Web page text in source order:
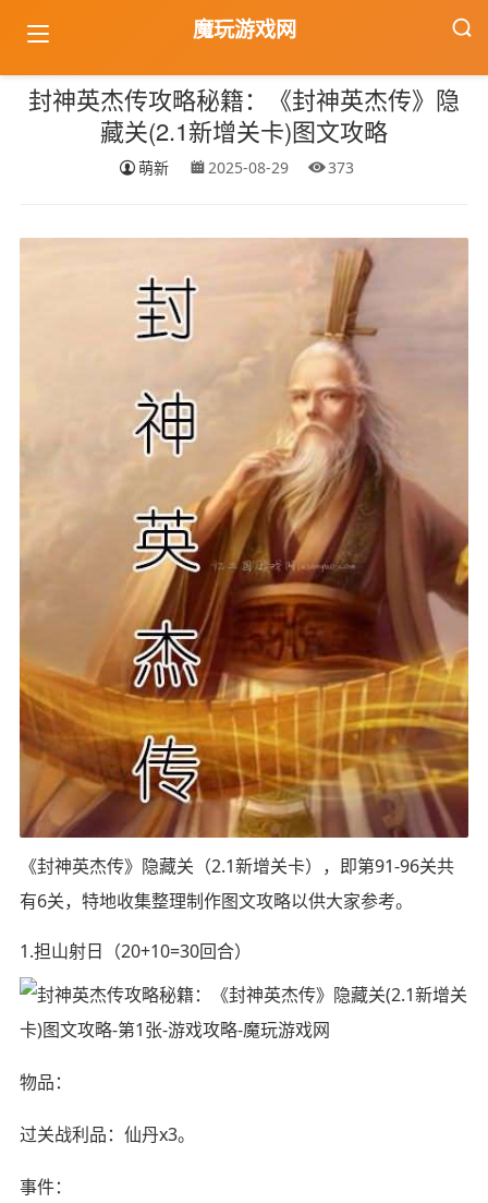
魔玩游戏网
首页 游戏攻略
封神英杰传攻略秘籍：《封神英杰传》隐
藏关(2.1新增关卡)图文攻略
萌新 2025-08-29 373
《封神英杰传》隐藏关（2.1新增关卡），即第91-96关共
有6关，特地收集整理制作图文攻略以供大家参考。
1.担山射日（20+10=30回合）
物品：
过关战利品：仙丹x3。
事件：